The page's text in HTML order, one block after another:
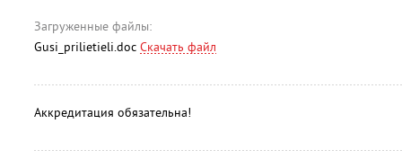
Загруженные файлы:
Gusi_prilietieli.doc Скачать файл
Аккредитация обязательна!